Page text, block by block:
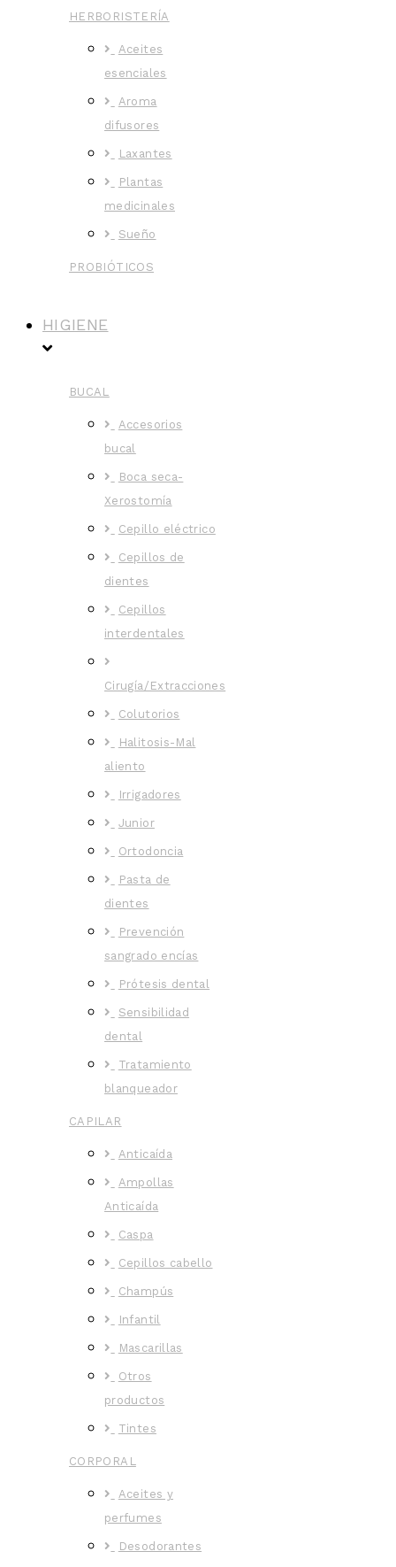
HERBORISTERÍA
Aceites
esenciales
Aroma
difusores
Laxantes
Plantas
medicinales
Sueño
PROBIÓTICOS
HIGIENE
BUCAL
Accesorios
bucal
Boca seca-
Xerostomía
Cepillo eléctrico
Cepillos de
dientes
Cepillos
interdentales
Cirugía/Extracciones
Colutorios
Halitosis-Mal
aliento
Irrigadores
Junior
Ortodoncia
Pasta de
dientes
Prevención
sangrado encías
Prótesis dental
Sensibilidad
dental
Tratamiento
blanqueador
CAPILAR
Anticaída
Ampollas
Anticaída
Caspa
Cepillos cabello
Champús
Infantil
Mascarillas
Otros
productos
Tintes
CORPORAL
Aceites y
perfumes
Desodorantes